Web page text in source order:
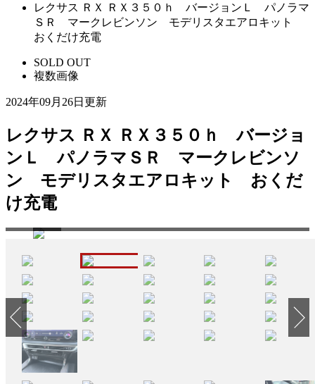
レクサス ＲＸ ＲＸ３５０ｈ バージョンＬ パノラマ
ＳＲ マークレビンソン モデリスタエアロキット
おくだけ充電
SOLD OUT
複数画像
2024年09月26日更新
レクサス ＲＸ ＲＸ３５０ｈ バージョ
ンＬ パノラマＳＲ マークレビンソ
ン モデリスタエアロキット おくだ
け充電
前
☆ローンでのご購入をお考えのお客様もお気軽にご相談下さい♪頭金０円からＯＫ☆
価設定ＯＫ☆金利１．９％から☆お支払回数最長１２０回払い迄可能となっておりま